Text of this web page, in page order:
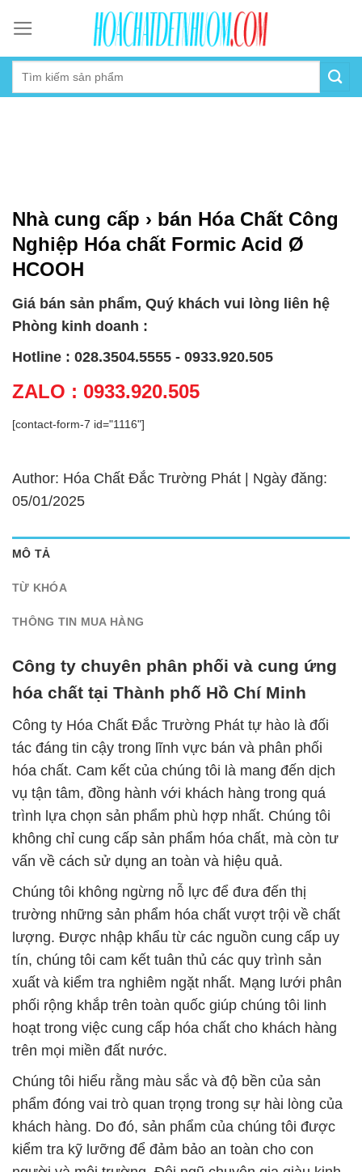
content
Nhà cung cấp › bán Hóa Chất Công
Nghiệp Hóa chất Formic Acid Ø
HCOOH
Giá bán sản phẩm, Quý khách vui lòng liên hệ
Phòng kinh doanh :
Hotline : 028.3504.5555 - 0933.920.505
ZALO : 0933.920.505
[contact-form-7 id="1116"]
Author: Hóa Chất Đắc Trường Phát | Ngày đăng:
05/01/2025
MÔ TẢ
TỪ KHÓA
THÔNG TIN MUA HÀNG
Công ty chuyên phân phối và cung ứng
hóa chất tại Thành phố Hồ Chí Minh
Công ty Hóa Chất Đắc Trường Phát tự hào là đối
tác đáng tin cậy trong lĩnh vực bán và phân phối
hóa chất. Cam kết của chúng tôi là mang đến dịch
vụ tận tâm, đồng hành với khách hàng trong quá
trình lựa chọn sản phẩm phù hợp nhất. Chúng tôi
không chỉ cung cấp sản phẩm hóa chất, mà còn tư
vấn về cách sử dụng an toàn và hiệu quả.
Chúng tôi không ngừng nỗ lực để đưa đến thị
trường những sản phẩm hóa chất vượt trội về chất
lượng. Được nhập khẩu từ các nguồn cung cấp uy
tín, chúng tôi cam kết tuân thủ các quy trình sản
xuất và kiểm tra nghiêm ngặt nhất. Mạng lưới phân
phối rộng khắp trên toàn quốc giúp chúng tôi linh
hoạt trong việc cung cấp hóa chất cho khách hàng
trên mọi miền đất nước.
Chúng tôi hiểu rằng màu sắc và độ bền của sản
phẩm đóng vai trò quan trọng trong sự hài lòng của
khách hàng. Do đó, sản phẩm của chúng tôi được
kiểm tra kỹ lưỡng để đảm bảo an toàn cho con